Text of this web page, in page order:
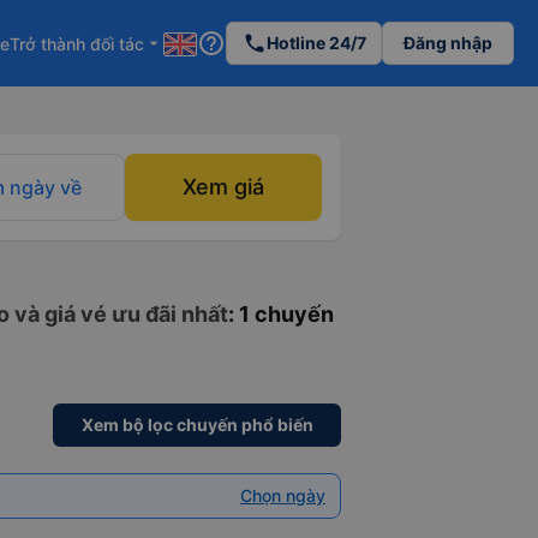
Trở thành đối tác arrow_drop_down help_outline phoneHotline 24/7 Đăng nhập
ngày về Xem giá
và giá vé ưu đãi nhất: 1 chuyến
Xem bộ lọc chuyến phổ biến
Chọn ngày